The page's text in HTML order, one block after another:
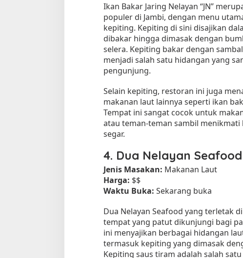
Ikan Bakar Jaring Nelayan “JN”
populer di Jambi, dengan menu
kepiting. Kepiting di sini disajikan
dibakar hingga dimasak dengan
selera. Kepiting bakar dengan
menjadi salah satu hidangan yang
pengunjung.
Selain kepiting, restoran ini juga
makanan laut lainnya seperti ikan
Tempat ini sangat cocok untuk
atau teman-teman sambil
segar.
4. Dua Nelayan
Jenis Masakan: Makanan Laut
Harga: $$
Waktu Buka: Sekarang buka
Dua Nelayan Seafood yang terletak
tempat yang patut dikunjungi bagi
ini menyajikan berbagai hidangan
termasuk kepiting yang dimasak
Kepiting saus tiram adalah salah